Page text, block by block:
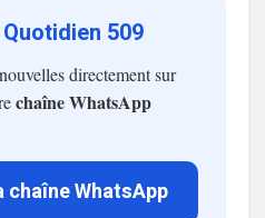
509
directement sur
chaîne WhatsApp
chaîne WhatsApp